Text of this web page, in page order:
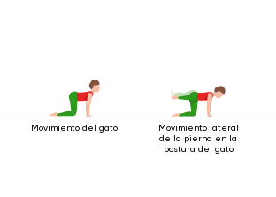
Movimiento del gato
Movimiento lateral
de la pierna en la
postura del gato